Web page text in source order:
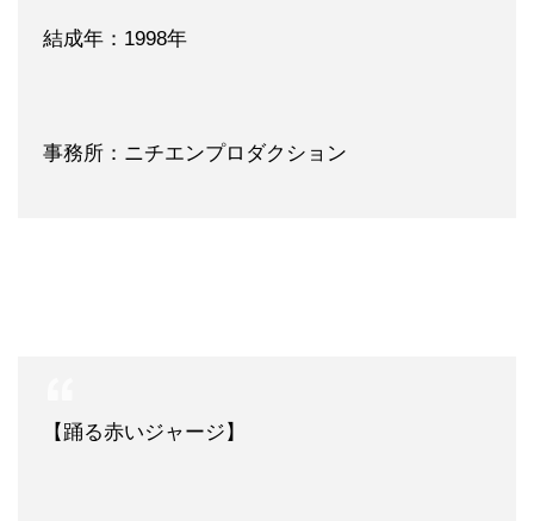
結成年：1998年
事務所：ニチエンプロダクション
【踊る赤いジャージ】